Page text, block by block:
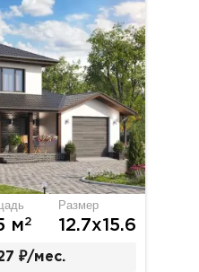
м2
Размер
12.7х15.6
₽/мес.